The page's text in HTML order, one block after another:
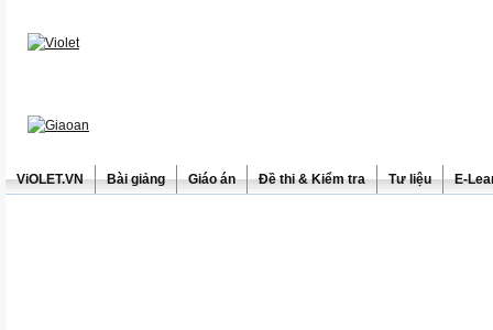
ViOLET.VN Bài giảng Giáo án Đề thi & Kiểm tra Tư liệu E-